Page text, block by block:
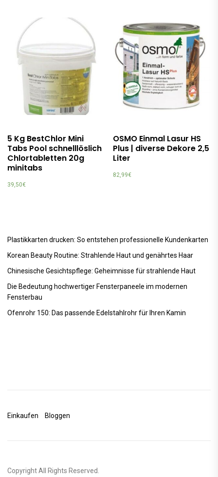
5 Kg BestChlor Mini
Tabs Pool schnelllöslich
Chlortabletten 20g
minitabs
39,50€
OSMO Einmal Lasur HS
Plus | diverse Dekore 2,5
Liter
82,99€
Plastikkarten drucken: So entstehen professionelle Kundenkarten
Korean Beauty Routine: Strahlende Haut und genährtes Haar
Chinesische Gesichtspflege: Geheimnisse für strahlende Haut
Die Bedeutung hochwertiger Fensterpaneele im modernen
Fensterbau
Ofenrohr 150: Das passende Edelstahlrohr für Ihren Kamin
Einkaufen Bloggen
Copyright All Rights Reserved.